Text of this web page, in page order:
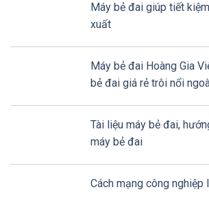
Máy bẻ đai giúp tiết
xuất
Máy bẻ đai Hoàng Gia
bẻ đai giá rẻ trôi nổi
Tài liệu máy bẻ đai,
máy bẻ đai
Cách mạng công nghiệp